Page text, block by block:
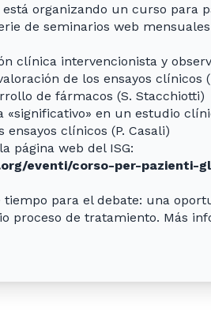
está organizando un curso para
de seminarios web
clínica intervencionista y
de los ensayos clínicos
de fármacos (S. Stacchiotti)
«significativo» en un estudio
ensayos clínicos (P. Casali)
página web del ISG:
eventi/corso-per-
tiempo para el debate: una
proceso de tratamiento. Más